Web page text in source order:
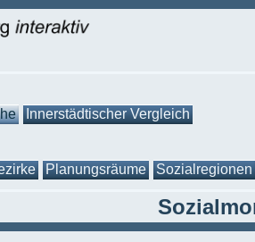
Innerstädtischer Vergleich
Planungsräume Sozialregionen